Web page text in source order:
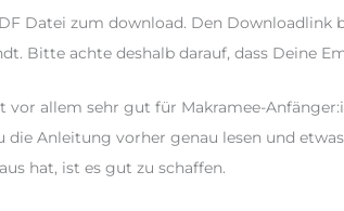
Datei zum download. Den Downloadlink
Bitte achte deshalb darauf, dass Deine
vor allem sehr gut für Makramee-
Anleitung vorher genau lesen und
hat, ist es gut zu schaffen.